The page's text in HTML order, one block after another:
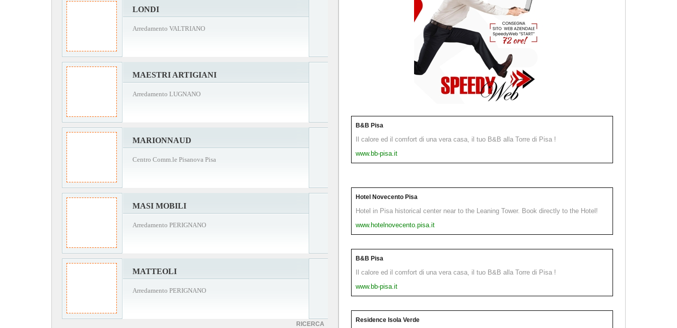
LONDI
Arredamento VALTRIANO
MAESTRI ARTIGIANI
Arredamento LUGNANO
MARIONNAUD
Centro Comm.le Pisanova Pisa
MASI MOBILI
Arredamento PERIGNANO
MATTEOLI
Arredamento PERIGNANO
RICERCA
B&B Pisa
Il calore ed il comfort di una vera casa, il tuo B&B alla Torre di Pisa !
www.bb-pisa.it
Hotel Novecento Pisa
Hotel in Pisa historical center near to the Leaning Tower. Book directly to the Hotel!
www.hotelnovecento.pisa.it
B&B Pisa
Il calore ed il comfort di una vera casa, il tuo B&B alla Torre di Pisa !
www.bb-pisa.it
Residence Isola Verde